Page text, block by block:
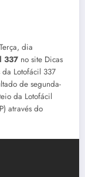
dia
337 no site Dicas
Lotofácil 337
de segunda-
da Lotofácil
através do